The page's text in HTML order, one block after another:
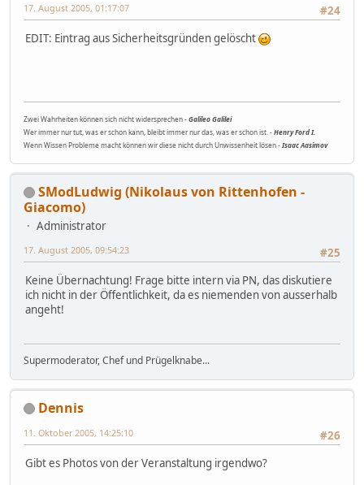
#24
17. August 2005, 01:17:07
EDIT: Eintrag aus Sicherheitsgründen gelöscht
Zwei Wahrheiten können sich nicht widersprechen -Galileo Galilei
Wer immer nur tut, was er schon kann, bleibt immer nur das, was er schon ist. -Henry Ford I.
Wenn Wissen Probleme macht können wir diese nicht durch Unwissenheit lösen -Isaac Aasimov
SModLudwig (Nikolaus von Rittenhofen -
Giacomo)
Administrator
#25
17. August 2005, 09:54:23
Keine Übernachtung! Frage bitte intern via PN, das diskutiere
ich nicht in der Öffentlichkeit, da es niemenden von ausserhalb
angeht!
Supermoderator, Chef und Prügelknabe...
Dennis
#26
11. Oktober 2005, 14:25:10
Gibt es Photos von der Veranstaltung irgendwo?